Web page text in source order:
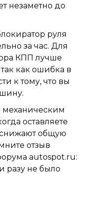
незаметно до
руля
за час. Для
КПП лучше
как ошибка в
к тому, что вы
механическим
оставляете
общую
отзыв
autospot.ru:
разу не было